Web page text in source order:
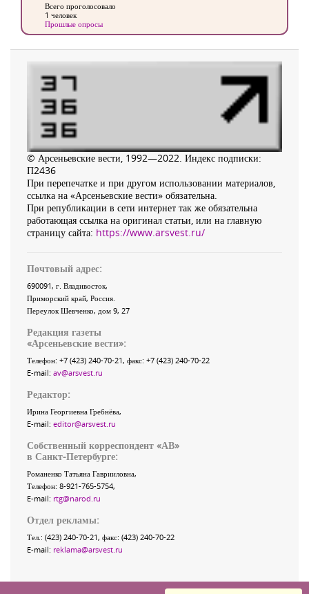
Всего проголосовало
1 человек
Прошлые опросы
© Арсеньевские вести, 1992—2022. Индекс подписки:
П2436
При перепечатке и при другом использовании материалов,
ссылка на «Арсеньевские вести» обязательна.
При републикации в сети интернет так же обязательна
работающая ссылка на оригинал статьи, или на главную
страницу сайта: https://www.arsvest.ru/
Почтовый адрес:
690091, г. Владивосток,
Приморский край, Россия
Переулок Шевченко, дом 9, 27
Редакция газеты
«Арсеньевские вести»:
Телефон: +7 (423) 240-70-21, факс: +7 (423) 240-70-22
E-mail: av@arsvest.ru
Редактор:
Ирина Георгиевна Гребнёва,
E-mail: editor@arsvest.ru
Собственный корреспондент «АВ»
в Санкт-Петербурге:
Романенко Татьяна Гаврииловна,
Телефон: 8-921-765-5754,
E-mail: rtg@narod.ru
Отдел рекламы:
Тел.: (423) 240-70-21, факс: (423) 240-70-22
E-mail: reklama@arsvest.ru